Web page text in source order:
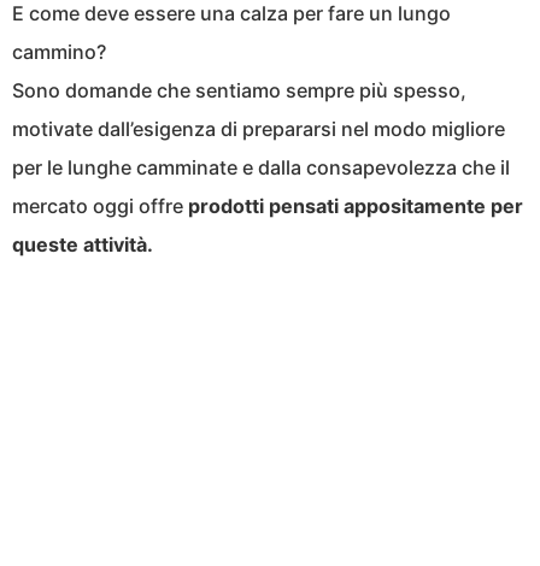
E come deve essere una calza per fare un lungo
cammino?
Sono domande che sentiamo sempre più spesso,
motivate dall’esigenza di prepararsi nel modo migliore
per le lunghe camminate e dalla consapevolezza che il
mercato oggi offre prodotti pensati appositamente per
queste attività.